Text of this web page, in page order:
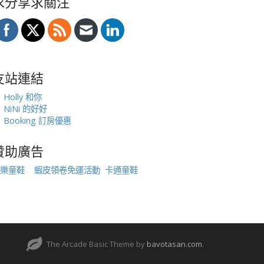
站連結
Holly 和你
NiNi 的好好
Booking 訂房優惠
助廣告
童鞋 蝦皮領卷免運活動 卡通童鞋
The Arcade Basic Theme by bavotasan.com.